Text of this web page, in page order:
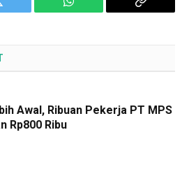
WhatsApp
Copy
Awal, Ribuan Pekerja PT MPS
Rp800 Ribu